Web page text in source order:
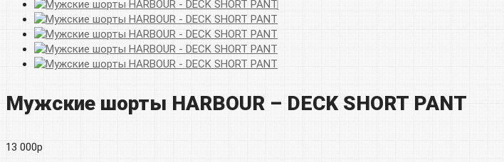
Мужские шорты HARBOUR – DECK SHORT PANT
13 000р